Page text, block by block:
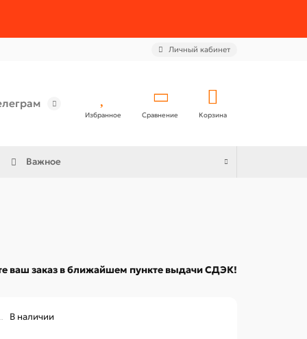
Личный кабинет
Избранное Сравнение Корзина
Важное
ваш заказ в ближайшем пункте выдачи СДЭК!
В наличии